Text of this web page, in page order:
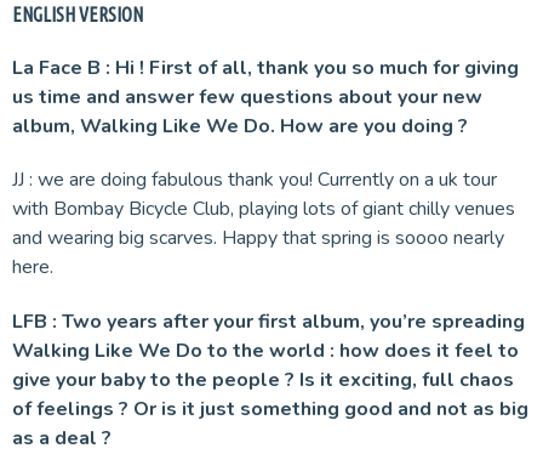
ENGLISH VERSION
La Face B : Hi ! First of all, thank you so much for giving
us time and answer few questions about your new
album, Walking Like We Do. How are you doing ?
JJ : we are doing fabulous thank you! Currently on a uk tour
with Bombay Bicycle Club, playing lots of giant chilly venues
and wearing big scarves. Happy that spring is soooo nearly
here.
LFB : Two years after your first album, you’re spreading
Walking Like We Do to the world : how does it feel to
give your baby to the people ? Is it exciting, full chaos
of feelings ? Or is it just something good and not as big
as a deal ?